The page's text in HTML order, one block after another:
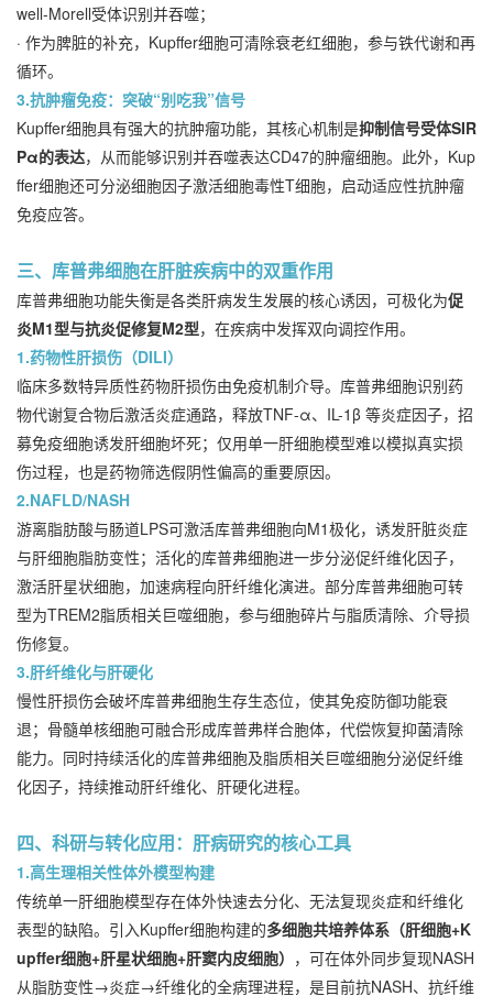
well-Morell受体识别并吞噬；
· 作为脾脏的补充，Kupffer细胞可清除衰老红细胞，参与铁代谢和再
循环。
3.抗肿瘤免疫：突破“别吃我”信号
Kupffer细胞具有强大的抗肿瘤功能，其核心机制是抑制信号受体SIR
Pα的表达，从而能够识别并吞噬表达CD47的肿瘤细胞。此外，Kup
ffer细胞还可分泌细胞因子激活细胞毒性T细胞，启动适应性抗肿瘤
免疫应答。
三、库普弗细胞在肝脏疾病中的双重作用
库普弗细胞功能失衡是各类肝病发生发展的核心诱因，可极化为促
炎M1型与抗炎促修复M2型，在疾病中发挥双向调控作用。
1.药物性肝损伤（DILI）
临床多数特异质性药物肝损伤由免疫机制介导。库普弗细胞识别药
物代谢复合物后激活炎症通路，释放TNF-α、IL-1β 等炎症因子，招
募免疫细胞诱发肝细胞坏死；仅用单一肝细胞模型难以模拟真实损
伤过程，也是药物筛选假阴性偏高的重要原因。
2.NAFLD/NASH
游离脂肪酸与肠道LPS可激活库普弗细胞向M1极化，诱发肝脏炎症
与肝细胞脂肪变性；活化的库普弗细胞进一步分泌促纤维化因子，
激活肝星状细胞，加速病程向肝纤维化演进。部分库普弗细胞可转
型为TREM2脂质相关巨噬细胞，参与细胞碎片与脂质清除、介导损
伤修复。
3.肝纤维化与肝硬化
慢性肝损伤会破坏库普弗细胞生存生态位，使其免疫防御功能衰
退；骨髓单核细胞可融合形成库普弗样合胞体，代偿恢复抑菌清除
能力。同时持续活化的库普弗细胞及脂质相关巨噬细胞分泌促纤维
化因子，持续推动肝纤维化、肝硬化进程。
四、科研与转化应用：肝病研究的核心工具
1.高生理相关性体外模型构建
传统单一肝细胞模型存在体外快速去分化、无法复现炎症和纤维化
表型的缺陷。引入Kupffer细胞构建的多细胞共培养体系（肝细胞+K
upffer细胞+肝星状细胞+肝窦内皮细胞） ，可在体外同步复现NASH
从脂肪变性→炎症→纤维化的全病理进程，是目前抗NASH、抗纤维